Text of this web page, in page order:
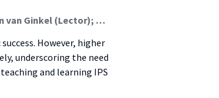
Josien Boetje (Onderzoeker); Esther Zeedijk (Onderzoeker); Stan van Ginkel (Lector); Matthijs Smakman (Lector); Johan Versendaal (Lector); Erik Barendsen
However, higher
underscoring the need
and learning IPS